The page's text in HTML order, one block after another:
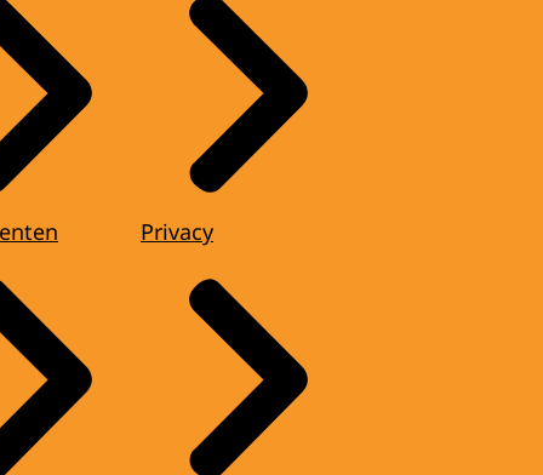
Privacy